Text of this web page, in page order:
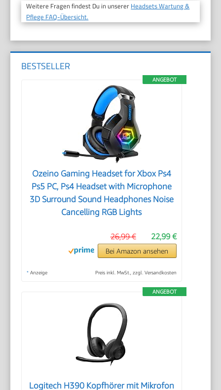
Weitere Fragen findest Du in unserer Headsets Wartung &
Pflege FAQ-Übersicht.
BESTSELLER
ANGEBOT
Ozeino Gaming Headset for Xbox Ps4
Ps5 PC, Ps4 Headset with Microphone
3D Surround Sound Headphones Noise
Cancelling RGB Lights
22,99 €
26,99 €
Bei Amazon ansehen
* Anzeige Preis inkl. MwSt., zzgl. Versandkosten
ANGEBOT
Logitech H390 Kopfhörer mit Mikrofon